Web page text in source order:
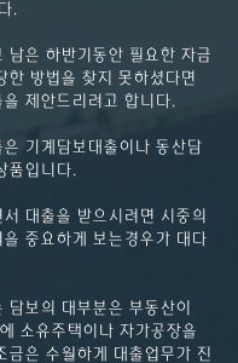
.
남은 하반기동안 필요한 자금
한 방법을 찾지 못하셨다면
제안드리려고 합니다.
기계담보대출이나 동산담
품입니다.
대출을 받으시려면 시중의
중요하게 보는경우가 대다
담보의 대부분은 부동산이
소유주택이나 자가공장을
금은 수월하게 대출업무가 진